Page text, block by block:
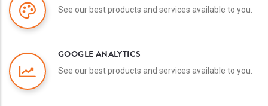
See our best products and services available to you.
GOOGLE ANALYTICS
See our best products and services available to you.